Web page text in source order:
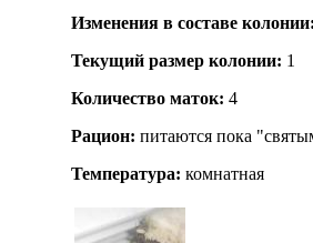
Изменения в составе
Текущий размер кoлонии: 1
Количество маток: 4
Рацион: питаются пока
Температура: комнатная